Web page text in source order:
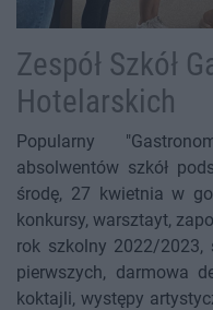
Zespół Szkół
Hotelarskich
Popularny
absolwentów szkół
środę, 27 kwietnia w
konkursy, warsztayt,
rok szkolny 2022/
pierwszych, darmowa
koktajli, występy